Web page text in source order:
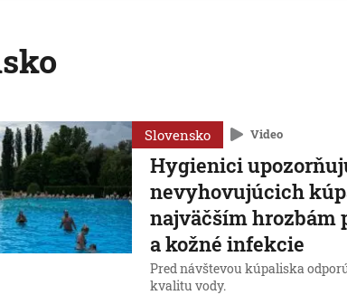
Slovensko Video
Hygienici
nevyhovujúcich
najväčším hrozbám
a kožné infekcie
Pred návštevou kúpaliska
kvalitu vody.